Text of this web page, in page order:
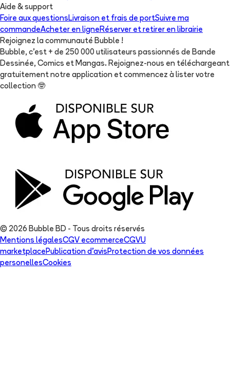
Aide & support
Foire aux questionsLivraison et frais de portSuivre ma
commandeAcheter en ligneRéserver et retirer en librairie
Rejoignez la communauté Bubble !
Bubble, c'est + de 250 000 utilisateurs passionnés de Bande
Dessinée, Comics et Mangas. Rejoignez-nous en téléchargeant
gratuitement notre application et commencez à lister votre
collection 🤓
© 2026 Bubble BD - Tous droits réservés
Mentions légalesCGV ecommerceCGVU
marketplacePublication d'avisProtection de vos données
personellesCookies